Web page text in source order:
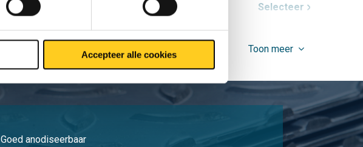
Accepteer alle cookies
1,518 Selecteer
Toon meer
Goed anodiseerbaar